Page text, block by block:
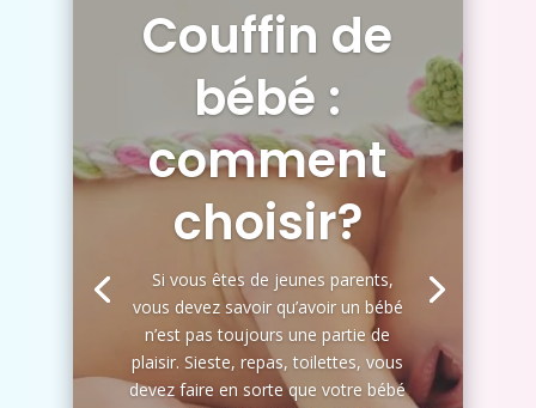
Couffin de
bébé :
comment
choisir?
Si vous êtes de jeunes parents,
vous devez savoir qu’avoir un bébé
n’est pas toujours une partie de
plaisir. Sieste, repas, toilettes, vous
devez faire en sorte que votre bébé